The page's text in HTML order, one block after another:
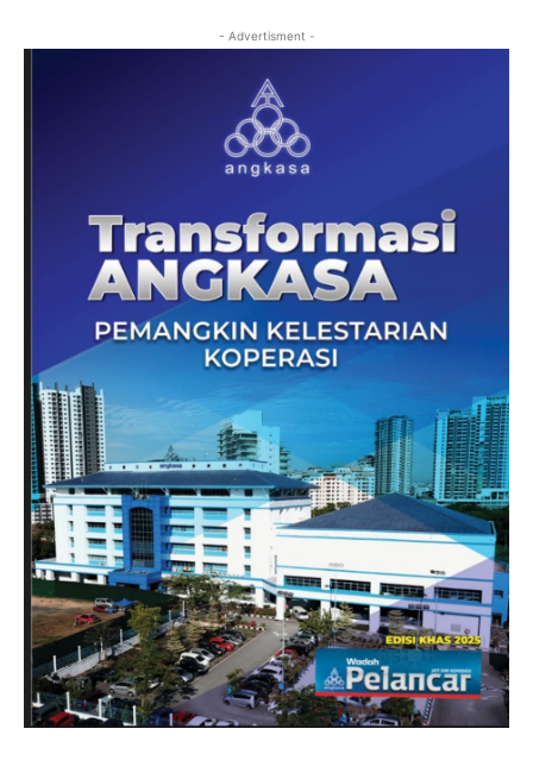
- Advertisment -